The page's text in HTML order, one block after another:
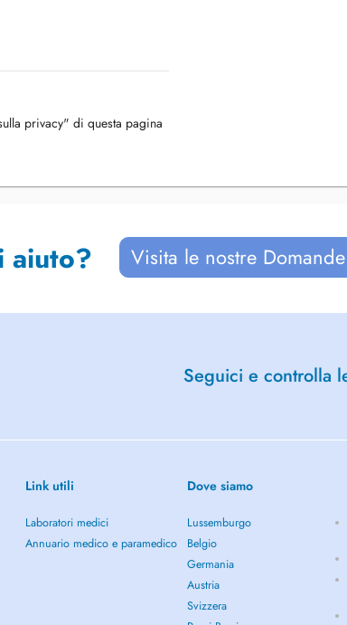
privacy" di questa pagina
aiuto? Visita le nostre
Seguici e controlla
Link utili
Laboratori medici
Annuario medico e paramedico
Dove siamo
Lussemburgo
Belgio
Germania
Austria
Svizzera